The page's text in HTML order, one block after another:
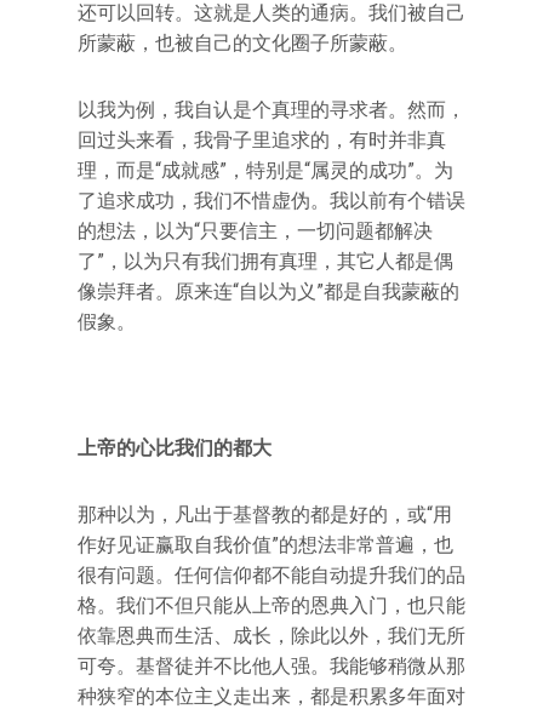
还可以回转。这就是人类的通病。我们被自己
所蒙蔽，也被自己的文化圈子所蒙蔽。
以我为例，我自认是个真理的寻求者。然而，
回过头来看，我骨子里追求的，有时并非真
理，而是“成就感”，特别是“属灵的成功”。为
了追求成功，我们不惜虚伪。我以前有个错误
的想法，以为“只要信主，一切问题都解决
了”，以为只有我们拥有真理，其它人都是偶
像崇拜者。原来连“自以为义”都是自我蒙蔽的
假象。
上帝的心比我们的都大
那种以为，凡出于基督教的都是好的，或“用
作好见证赢取自我价值”的想法非常普遍，也
很有问题。任何信仰都不能自动提升我们的品
格。我们不但只能从上帝的恩典入门，也只能
依靠恩典而生活、成长，除此以外，我们无所
可夸。基督徒并不比他人强。我能够稍微从那
种狭窄的本位主义走出来，都是积累多年面对